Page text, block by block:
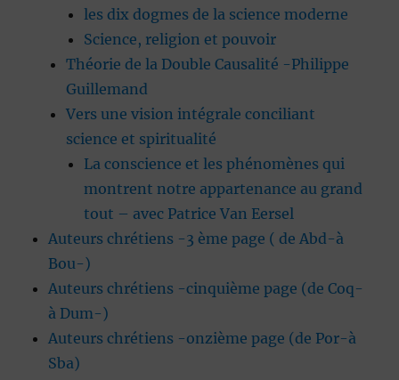
les dix dogmes de la science moderne
Science, religion et pouvoir
Théorie de la Double Causalité -Philippe
Guillemand
Vers une vision intégrale conciliant
science et spiritualité
La conscience et les phénomènes qui
montrent notre appartenance au grand
tout – avec Patrice Van Eersel
Auteurs chrétiens -3 ème page ( de Abd-à
Bou-)
Auteurs chrétiens -cinquième page (de Coq-
à Dum-)
Auteurs chrétiens -onzième page (de Por-à
Sba)